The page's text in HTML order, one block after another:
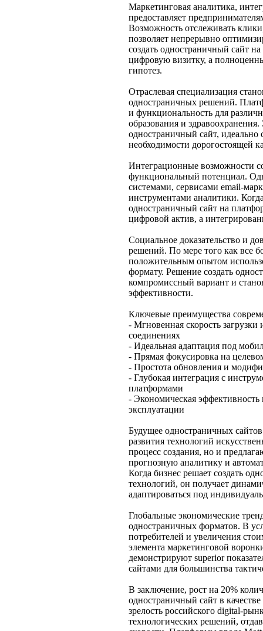
Маркетинговая аналитика,
предоставляет
Возможность отслеживать
позволяет непрерывно
создать одностраничный сайт
цифровую визитку, а
гипотез.
Отраслевая специализация
одностраничных решений.
и функциональность для
образования и
одностраничный сайт, идеально
необходимости дорогостоящей
Интеграционные возможности
функциональный потенциал.
системами, сервисами email-
инструментами аналитики.
одностраничный сайт на
цифровой актив, а
Социальное доказательство и
решений. По мере того как все
положительным опытом
формату. Решение создать
компромиссный вариант и
эффективности.
Ключевые преимущества
- Мгновенная скорость
соединениях
- Идеальная адаптация под
- Прямая фокусировка на
- Простота обновления и
- Глубокая интеграция с
платформами
- Экономическая эффективность
эксплуатации
Будущее одностраничных
развития технологий
процесс создания, но и
прогнозную аналитику и
Когда бизнес решает создать
технологий, он получает
адаптироваться под
Глобальные экономические
одностраничных форматов. В
потребителей и увеличения
элемента маркетинговой
демонстрируют superior
сайтами для большинства
В заключение, рост на 20%
одностраничный сайт в
зрелость российского digital-
технологических решений,